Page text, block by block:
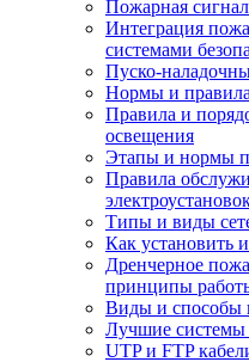
Пожарная
Интеграция
системами
Пуско-
Нормы и
Правила и
освещения
Этапы и нормы
Правила
Типы и виды
Как установить
Дренчерное
принципы
Виды и способы
Лучшие системы
UTP и FTP